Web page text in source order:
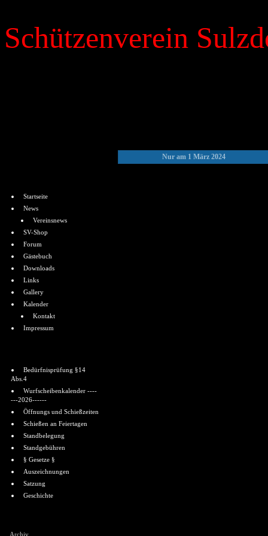
Schützenverein
Startseite
News
Vereinsnews
SV-Shop
Forum
Gästebuch
Downloads
Links
Gallery
Kalender
Kontakt
Impressum
Bedürfnisprüfung §14
Abs.4
Wurfscheibenkalender ----
---2026------
Öffnungs und Schießzeiten
Schießen an Feiertagen
Standbelegung
Standgebühren
§ Gesetze §
Auszeichnungen
Satzung
Geschichte
Archiv
Nur am 1 März 2024